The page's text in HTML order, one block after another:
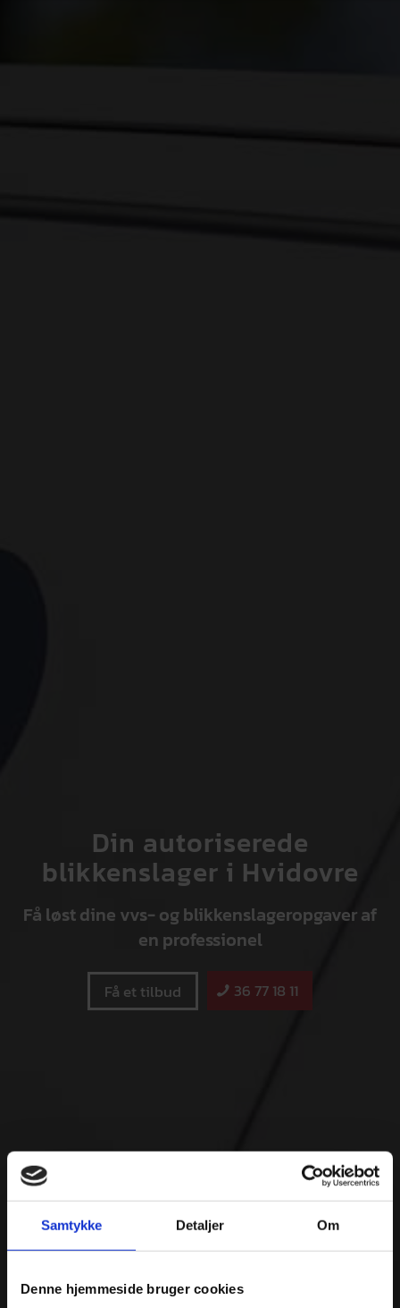
Samtykke Detaljer Om
Denne hjemmeside bruger cookies
Din autoriserede
blikkenslager i Hvidovre
Få løst dine vvs- og blikkenslageropgaver af
en professionel
Få et tilbud 36 77 18 11